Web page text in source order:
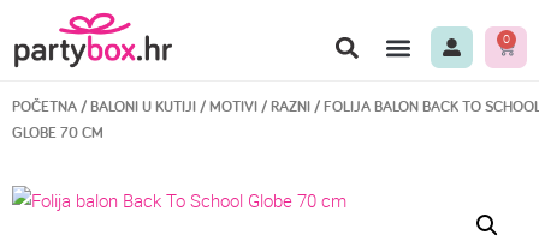
0
POČETNA/BALONI U KUTIJI/MOTIVI/RAZNI/ FOLIJA BALON BACK TO
GLOBE 70 CM